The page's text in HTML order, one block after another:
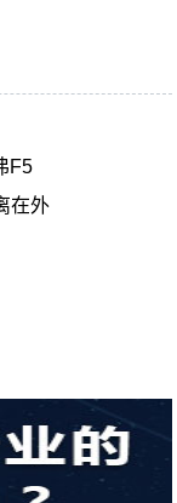
F5
在外